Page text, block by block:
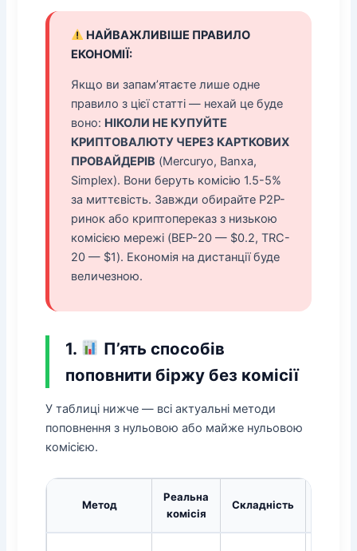
НАЙВАЖЛИВІШЕ ПРАВИЛО
ЕКОНОМІЇ:
Якщо ви запам’ятаєте лише одне
правило з цієї статті — нехай це буде
воно: НІКОЛИ НЕ КУПУЙТЕ
КРИПТОВАЛЮТУ ЧЕРЕЗ КАРТКОВИХ
ПРОВАЙДЕРІВ (Mercuryo, Banxa,
Simplex). Вони беруть комісію 1.5-5%
за миттєвість. Завжди обирайте P2P-
ринок або криптопереказ з низькою
комісією мережі (BEP-20 — $0.2, TRC-
20 — $1). Економія на дистанції буде
величезною.
1.
П’ять способів
поповнити біржу без комісії
У таблиці нижче — всі актуальні методи
поповнення з нульовою або майже нульовою
комісією.
Метод
Реальна
комісія
Складність